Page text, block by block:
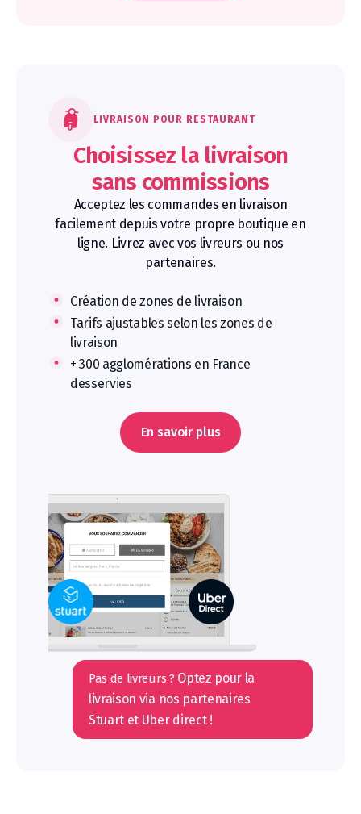
Pas de livreurs ? Optez pour la
livraison via nos partenaires
Stuart et Uber direct !
LIVRAISON POUR RESTAURANT
Choisissez la livraison
sans commissions
Acceptez les commandes en livraison
facilement depuis votre propre boutique en
ligne. Livrez avec vos livreurs ou nos
partenaires.
Création de zones de livraison
Tarifs ajustables selon les zones de
livraison
+ 300 agglomérations en France
desservies
En savoir plus